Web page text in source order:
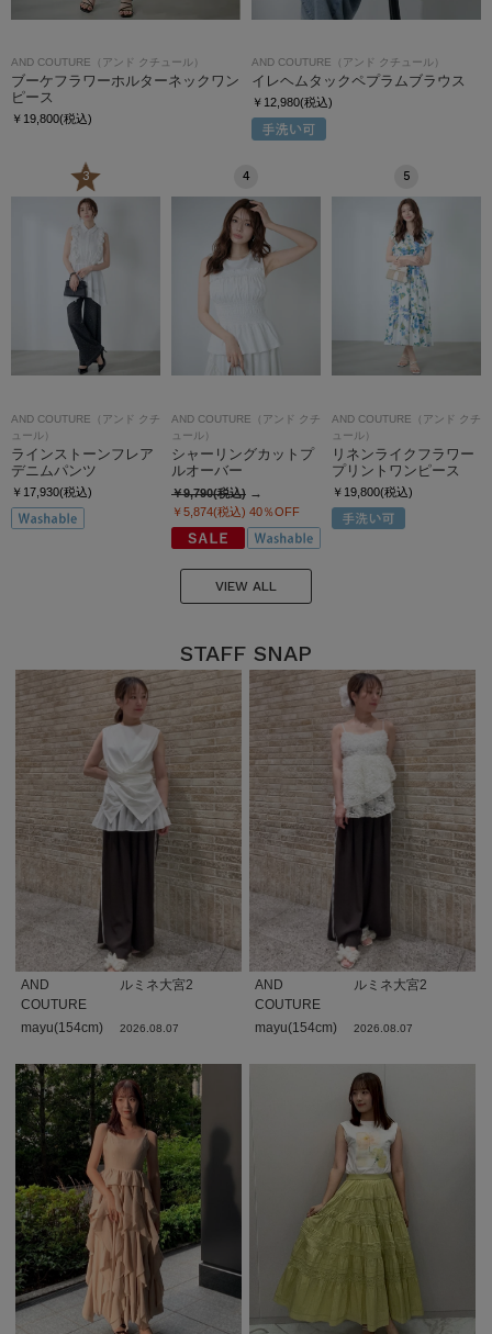
AND COUTURE（アンド クチュール）
ブーケフラワーホルターネックワン
ピース
￥19,800(税込)
AND COUTURE（アンド クチュール）
イレヘムタックペプラムブラウス
￥12,980(税込)
3
AND COUTURE（アンド クチ
ュール）
ラインストーンフレア
デニムパンツ
￥17,930(税込)
4
AND COUTURE（アンド クチ
ュール）
シャーリングカットプ
ルオーバー
￥9,790(税込)
￥5,874(税込) 40％OFF
5
AND COUTURE（アンド クチ
ュール）
リネンライクフラワー
プリントワンピース
￥19,800(税込)
VIEW ALL
STAFF SNAP
2026.08.07
AND
COUTURE
ルミネ大宮2
mayu(154cm) 2026.08.07
AND
COUTURE
ルミネ大宮2
mayu(154cm)